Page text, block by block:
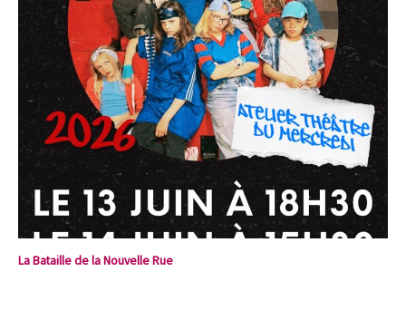
La Bataille de la Nouvelle Rue